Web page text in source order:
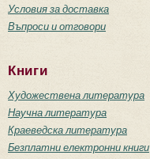
Условия за доставка
Въпроси и отговори
Книги
Художествена литература
Научна литература
Краеведска литература
Безплатни електронни книги